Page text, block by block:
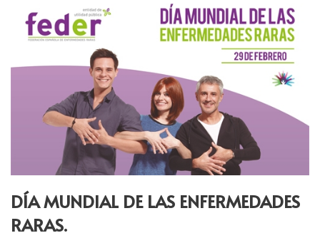
DÍA MUNDIAL DE LAS ENFERMEDADES
RARAS.